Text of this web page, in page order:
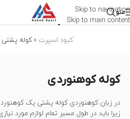
Skip to navigation
Skip to main content
منو کوله پشتی
کبود اسپرت »کوله
کوله کوهنوردی
در زبان کوهنوردی کوله پشتی یک
زیرا باید در طول مسیر تمام لوازم مورد